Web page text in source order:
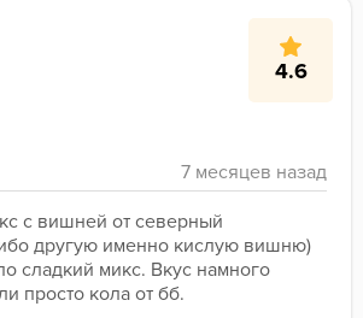
4.6
с вишней от северный
другую именно кислую вишню)
сладкий микс. Вкус намного
просто кола от бб.